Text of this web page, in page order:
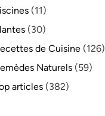
(11)
(30)
de Cuisine (126)
Naturels (59)
articles (382)